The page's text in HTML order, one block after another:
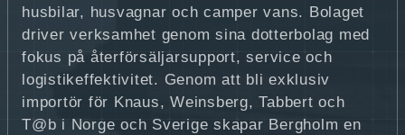
husbilar, husvagnar och camper vans. Bolaget
driver verksamhet genom sina dotterbolag med
fokus på återförsäljarsupport, service och
logistikeffektivitet. Genom att bli exklusiv
importör för Knaus, Weinsberg, Tabbert och
T@b i Norge och Sverige skapar Bergholm en